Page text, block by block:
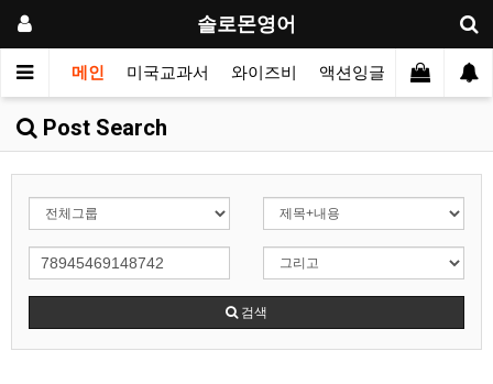
솔로몬영어
메인 미국교과서 와이즈비 액션잉글리시 싱어롱
Post Search
검색